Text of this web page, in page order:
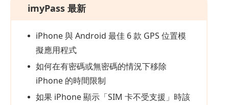
imyPass 最新
iPhone 與 Android 最佳 6 款 GPS 位置模
擬應用程式
如何在有密碼或無密碼的情況下移除
iPhone 的時間限制
如果 iPhone 顯示「SIM 卡不受支援」時該